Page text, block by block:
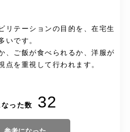
リテーションの目的を、在宅生
いです。
、ご飯が食べられるか、洋服が
点を重視して行われます。
った数 32